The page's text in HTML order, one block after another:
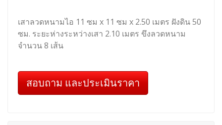
เสาลวดหนามไอ 11 ซม x 11 ซม x 2.50 เมตร ฝังดิน 50
ซม. ระยะห่างระหว่างเสา 2.10 เมตร ขึงลวดหนาม
จำนวน 8 เส้น
สอบถาม และประเมินราคา